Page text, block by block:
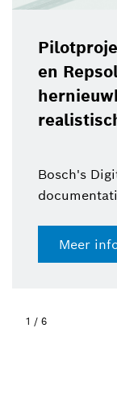
en
Bosch's
Meer
1 / 6